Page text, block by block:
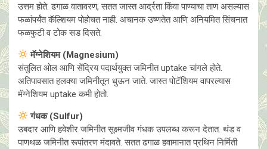
उत्तम होते. ढगाळ वातावरण, सतत जास्त आर्द्रता किंवा पाण्याचा ताण असल्यास
फळांपर्यंत कॅल्शियम पोहोचत नाही. अचानक उष्णतेत आणि अनियमित सिंचनात
फळफुटी व टोक सड दिसते.
मॅग्नेशियम (Magnesium)
संतुलित ओल आणि सेंद्रिय पदार्थयुक्त जमिनीत uptake चांगले होते.
अतिपावसात हलक्या जमिनीतून धुऊन जाते. जास्त पोटॅशियम वापरल्यास
मॅग्नेशियम uptake कमी होतो.
गंधक (Sulfur)
उबदार आणि हवेशीर जमिनीत सूक्ष्मजीव गंधक उपलब्ध करून देतात. थंड व
पाणथळ जमिनीत रूपांतरण मंदावते. सतत ढगाळ हवामानात प्रथिन निर्मिती